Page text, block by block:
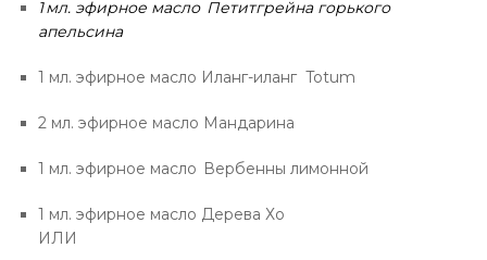
1 мл. эфирное масло Петитгрейна горького
апельсина
1 мл. эфирное масло Иланг-иланг Totum
2 мл. эфирное масло Мандарина
1 мл. эфирное масло Вербенны лимонной
1 мл. эфирное масло Дерева Хо
ИЛИ